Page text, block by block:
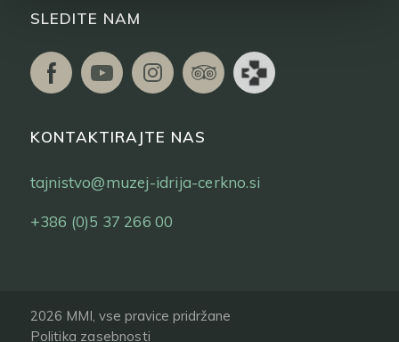
SLEDITE NAM
KONTAKTIRAJTE NAS
tajnistvo@muzej-idrija-cerkno.si
+386 (0)5 37 266 00
2026 MMI, vse pravice pridržane
Politika zasebnosti